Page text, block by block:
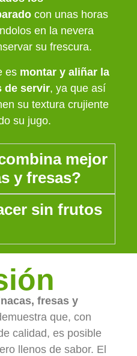
con unas horas
en la nevera
su frescura.
es montar y aliñar la
de servir, ya que así
su textura crujiente
su jugo.
mejor
y fresas?
sin frutos
fresas y
que, con
calidad, es posible
llenos de sabor. El